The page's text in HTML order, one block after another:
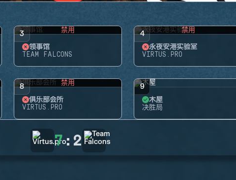
3 禁用
领事馆
TEAM FALCONS
4 禁用
永夜安港实验室
VIRTUS.PRO
8 禁用
俱乐部会所
VIRTUS.PRO
9
木屋
决胜局
7: 2